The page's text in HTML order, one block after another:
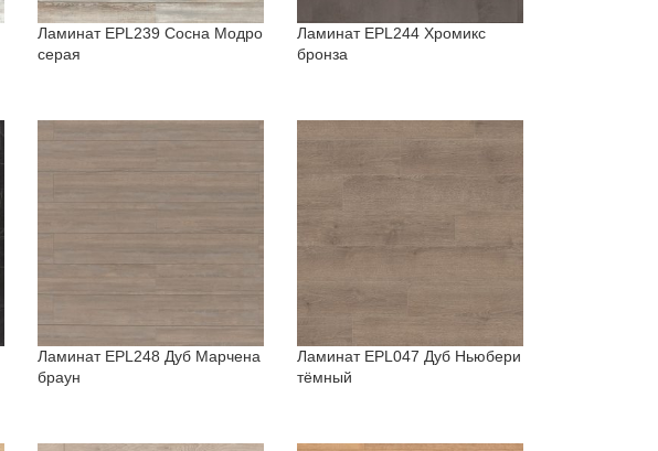
Ламинат EPL239 Сосна Модро
серая
Ламинат EPL244 Хромикс
бронза
Ламинат EPL248 Дуб Марчена
браун
Ламинат EPL047 Дуб Ньюбери
тёмный